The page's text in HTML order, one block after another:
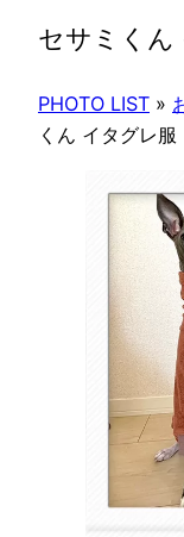
セサミくん
PHOTO LIST »
くん イタグレ